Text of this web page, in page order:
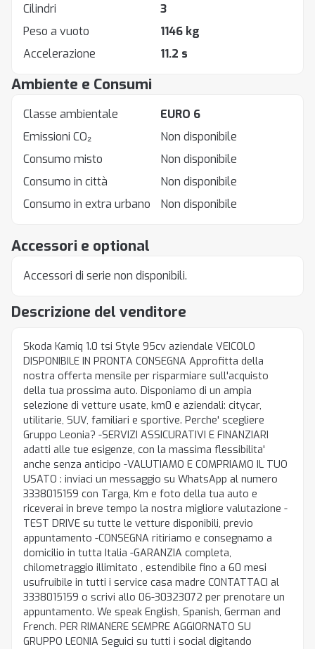
Descrizione del venditore
Skoda Kamiq 1.0 tsi Style 95cv aziendale VEICOLO
DISPONIBILE IN PRONTA CONSEGNA Approfitta della
nostra offerta mensile per risparmiare sull'acquisto
della tua prossima auto. Disponiamo di un ampia
selezione di vetture usate, km0 e aziendali: citycar,
utilitarie, SUV, familiari e sportive. Perche' scegliere
Gruppo Leonia? -SERVIZI ASSICURATIVI E FINANZIARI
adatti alle tue esigenze, con la massima flessibilita'
anche senza anticipo -VALUTIAMO E COMPRIAMO IL TUO
USATO : inviaci un messaggio su WhatsApp al numero
3338015159 con Targa, Km e foto della tua auto e
riceverai in breve tempo la nostra migliore valutazione -
TEST DRIVE su tutte le vetture disponibili, previo
appuntamento -CONSEGNA ritiriamo e consegnamo a
domicilio in tutta Italia -GARANZIA completa,
chilometraggio illimitato , estendibile fino a 60 mesi
usufruibile in tutti i service casa madre CONTATTACI al
3338015159 o scrivi allo 06-30323072 per prenotare un
appuntamento. We speak English, Spanish, German and
French. PER RIMANERE SEMPRE AGGIORNATO SU
GRUPPO LEONIA Seguici su tutti i social digitando
Accessori e optional
Accessori di serie non disponibili.
Cilindri
3
Peso a vuoto
1146 kg
Accelerazione
11.2 s
Ambiente e Consumi
Classe ambientale
EURO 6
Emissioni CO₂
Non disponibile
Consumo misto
Non disponibile
Consumo in città
Non disponibile
Consumo in extra urbano
Non disponibile